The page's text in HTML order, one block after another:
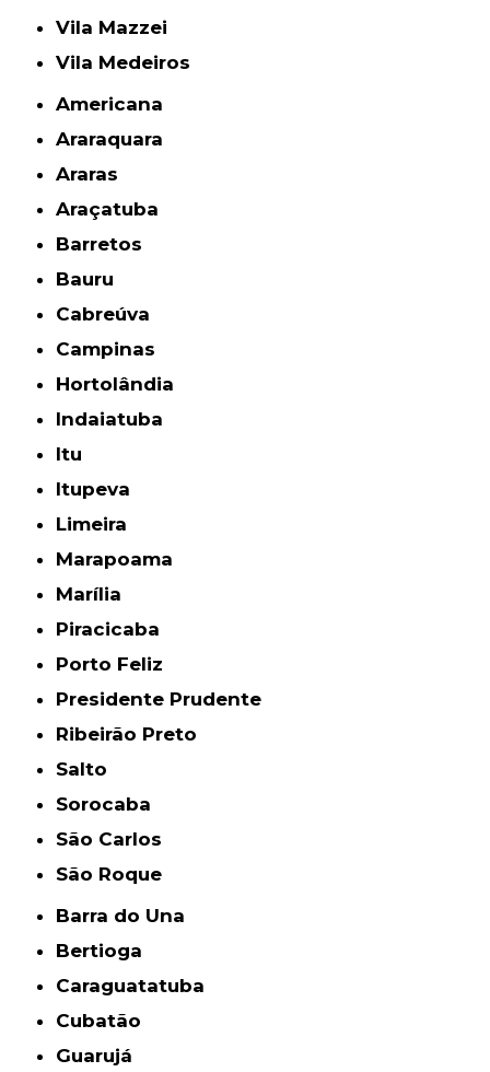
Vila Mazzei
Vila Medeiros
Americana
Araraquara
Araras
Araçatuba
Barretos
Bauru
Cabreúva
Campinas
Hortolândia
Indaiatuba
Itu
Itupeva
Limeira
Marapoama
Marília
Piracicaba
Porto Feliz
Presidente Prudente
Ribeirão Preto
Salto
Sorocaba
São Carlos
São Roque
Barra do Una
Bertioga
Caraguatatuba
Cubatão
Guarujá